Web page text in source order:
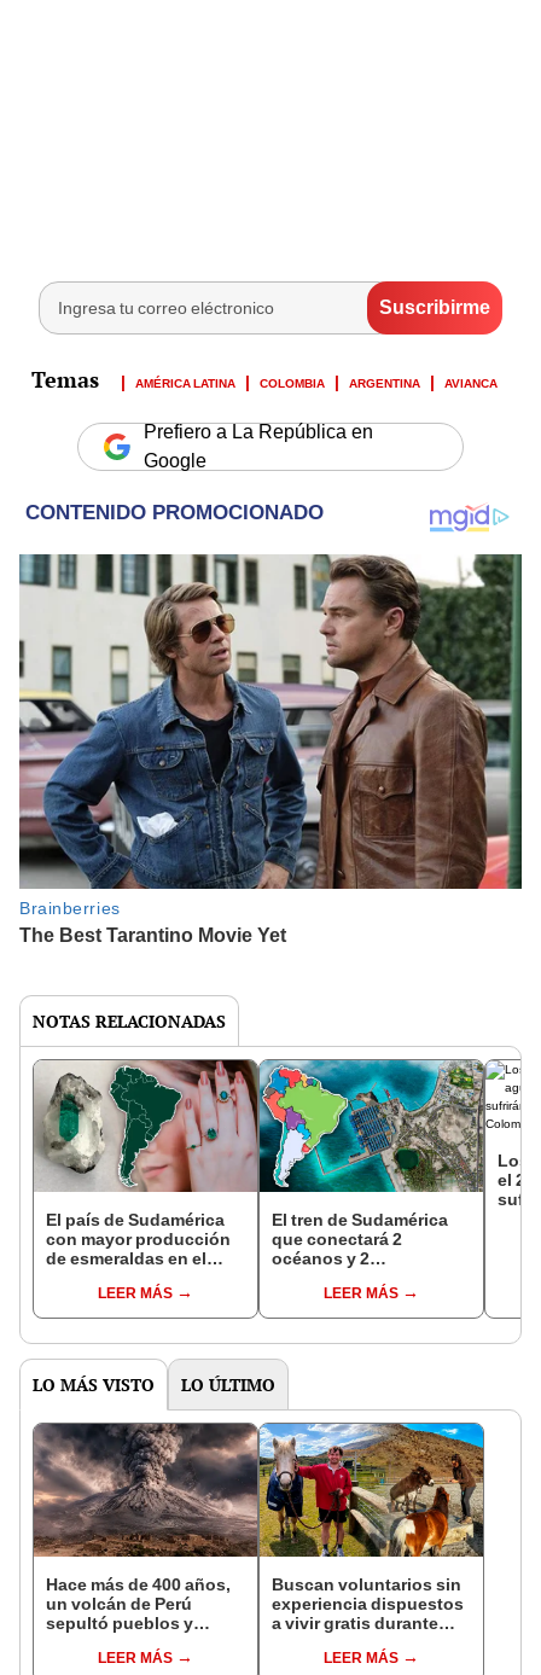
AMÉRICA LATINA COLOMBIA ARGENTINA AVIANCA
Prefiero a La República en
Google
NOTAS RELACIONADAS
El país de Sudamérica
con mayor producción
de esmeraldas en el
LEER MÁS
El tren de Sudamérica
que conectará 2
océanos y 2
países serían
beneficiados?
LEER MÁS
Los
el
LO MÁS VISTO LO ÚLTIMO
Hace más de 400 años,
un volcán de Perú
sepultó pueblos y
veranos más fríos de la
LEER MÁS
Buscan voluntarios sin
experiencia dispuestos
a vivir gratis durante
cuidar caballos, burros
LEER MÁS